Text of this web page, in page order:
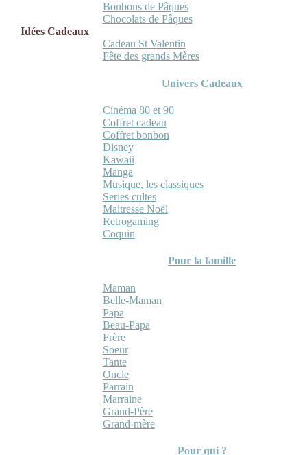
Bonbons de Pâques
Chocolats de Pâques
Idées Cadeaux
Cadeau St Valentin
Fête des grands Mères
Univers Cadeaux
Cinéma 80 et 90
Coffret cadeau
Coffret bonbon
Disney
Kawaii
Manga
Musique, les classiques
Series cultes
Maitresse Noël
Retrogaming
Coquin
Pour la famille
Maman
Belle-Maman
Papa
Beau-Papa
Frère
Soeur
Tante
Oncle
Parrain
Marraine
Grand-Père
Grand-mère
Pour qui ?